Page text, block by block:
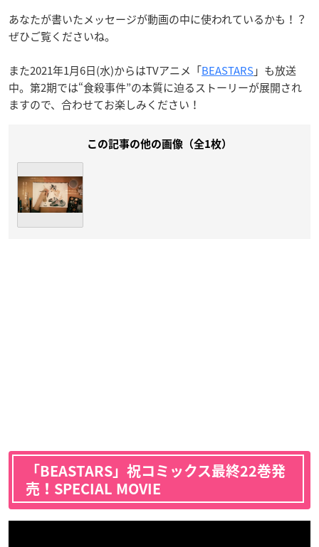
あなたが書いたメッセージが動画の中に使われているかも！？
ぜひご覧くださいね。
また2021年1月6日(水)からはTVアニメ「BEASTARS」も放送
中。第2期では“食殺事件”の本質に迫るストーリーが展開され
ますので、合わせてお楽しみください！
この記事の他の画像（全1枚）
「BEASTARS」祝コミックス最終22巻発
売！SPECIAL MOVIE